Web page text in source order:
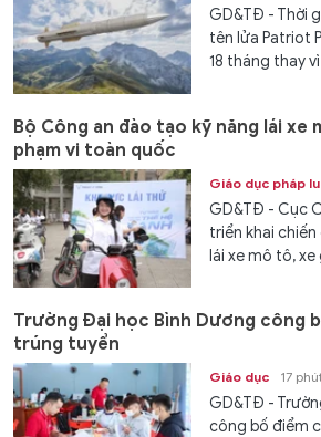
GD&TĐ - Thời
tên lửa Patriot
18 tháng thay
Bộ Công an đào tạo kỹ năng lái xe
phạm vi toàn quốc
Giáo dục pháp
GD&TĐ - Cục
triển khai
lái xe mô tô,
Trường Đại học Bình Dương công
trúng tuyển
Giáo dục 17
GD&TĐ -
công bố điểm